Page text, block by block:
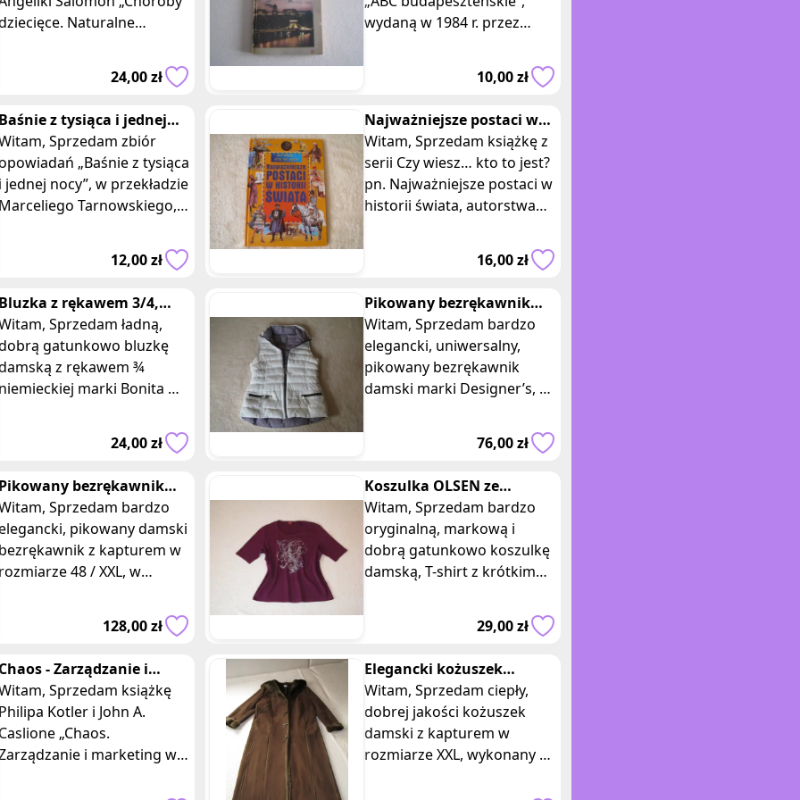
Naturalne
Wydawnictwo MAK. Ks
24,00 zł
wydaną w 1984 r. przez
10,00 zł
z tysiąca i jednej
Sprzedam zbiór
„Baśnie z tysiąca
jednej nocy”, w przekładzie
Tarnowskiego,
Zielona Sowa
12,00 zł
Najważniejsze postaci w
historii świata, Barska
Głogowski
Witam, Sprzedam książkę z
serii Czy wiesz… kto to jest?
pn. Najważniejsze postaci w
historii świata, autorstwa
Głogowskiego. Książka wy
16,00 zł
z rękawem 3/4,
L, niebiesko-biała z
Sprzedam ładną,
gatunkowo bluzkę
z rękawem ¾
marki Bonita w
niebieskich kolorach,
24,00 zł
Pikowany bezrękawnik
kamizelka damska rozm.
38
Witam, Sprzedam bardzo
elegancki, uniwersalny,
pikowany bezrękawnik
damski marki Designer’s, w
akcentami. Bezrę76,00 zł
bezrękawnik
kamizelka z
r. 48 / XXXL
Sprzedam bardzo
pikowany damski
z kapturem w
48 / XXL, w
wyk128,00 zł
Koszulka OLSEN ze
zdobieniami bluzka krótki
rękaw T-shirt
Witam, Sprzedam bardzo
oryginalną, markową i
dobrą gatunkowo koszulkę
damską, T-shirt z krótkim
Koszulka lekko taliowana,
29,00 zł
- Zarządzanie i
w erze
Kotler
Sprzedam książkę
Kotler i John A.
„Chaos.
i marketing w
Elegancki kożuszek
damski z kapturem, rozm.
XXL
Witam, Sprzedam ciepły,
dobrej jakości kożuszek
damski z kapturem w
rozmiarze XXL, wykonany z